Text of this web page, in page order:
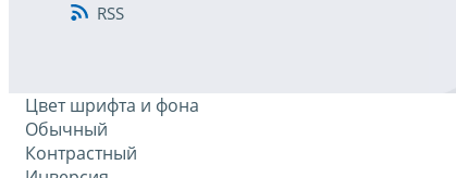
RSS
Цвет шрифта и фона
Обычный
Контрастный